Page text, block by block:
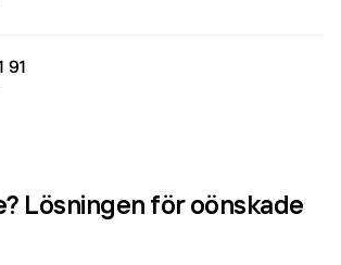
91
Lösningen för oönskade